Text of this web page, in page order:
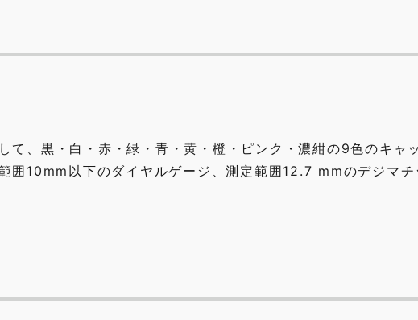
て、黒・白・赤・緑・青・黄・橙・ピンク・濃紺の9色のキャ
囲10mm以下のダイヤルゲージ、測定範囲12.7 mmのデジマチ